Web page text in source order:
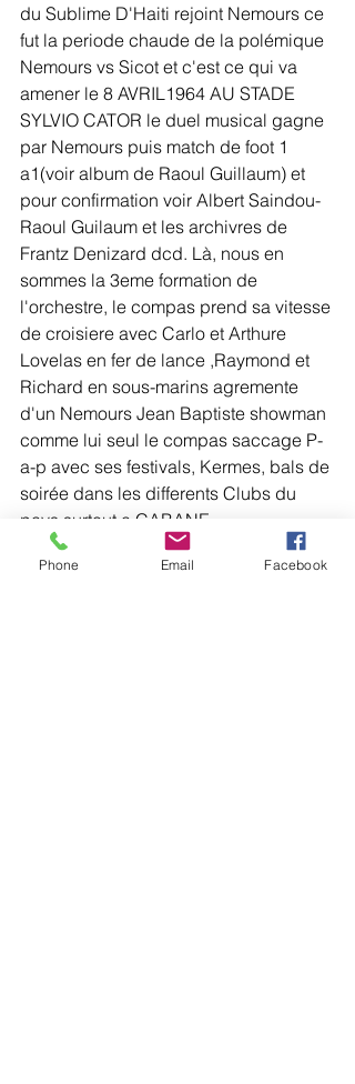
du Sublime D'Haiti rejoint Nemours ce
fut la periode chaude de la polémique
Nemours vs Sicot et c'est ce qui va
amener le 8 AVRIL1964 AU STADE
SYLVIO CATOR le duel musical gagne
par Nemours puis match de foot 1
a1(voir album de Raoul Guillaum) et
pour confirmation voir Albert Saindou-
Raoul Guilaum et les archivres de
Frantz Denizard dcd. Là, nous en
sommes la 3eme formation de
l'orchestre, le compas prend sa vitesse
de croisiere avec Carlo et Arthure
Lovelas en fer de lance ,Raymond et
Richard en sous-marins agremente
d'un Nemours Jean Baptiste showman
comme lui seul le compas saccage P-
a-p avec ses festivals, Kermes, bals de
soirée dans les differents Clubs du
pays surtout a CABANE
CHOUCOUNE et aussi à l'etranger.
Ainsi on a vu emmerger LES 3
Phone Email Facebook